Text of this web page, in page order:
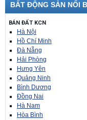
BẤT ĐỘNG SẢN NỔI
BÁN ĐẤT KCN
Hà Nội
Hồ Chí Minh
Đà Nẵng
Hải Phòng
Hưng Yên
Quảng Ninh
Bình Dương
Đồng Nai
Hà Nam
Hòa Bình